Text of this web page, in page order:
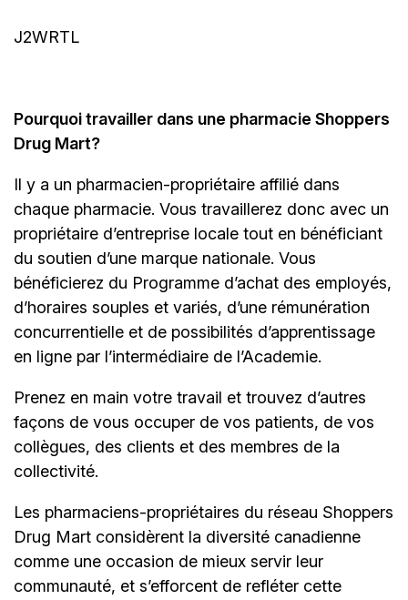
J2WRTL
Pourquoi travailler dans une pharmacie Shoppers
Drug Mart?
Il y a un pharmacien-propriétaire affilié dans
chaque pharmacie. Vous travaillerez donc avec un
propriétaire d’entreprise locale tout en bénéficiant
du soutien d’une marque nationale. Vous
bénéficierez du Programme d’achat des employés,
d’horaires souples et variés, d’une rémunération
concurrentielle et de possibilités d’apprentissage
en ligne par l’intermédiaire de l’Academie.
Prenez en main votre travail et trouvez d’autres
façons de vous occuper de vos patients, de vos
collègues, des clients et des membres de la
collectivité.
Les pharmaciens-propriétaires du réseau Shoppers
Drug Mart considèrent la diversité canadienne
comme une occasion de mieux servir leur
communauté, et s’efforcent de refléter cette